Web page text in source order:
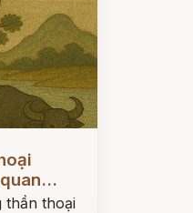
thần thoại